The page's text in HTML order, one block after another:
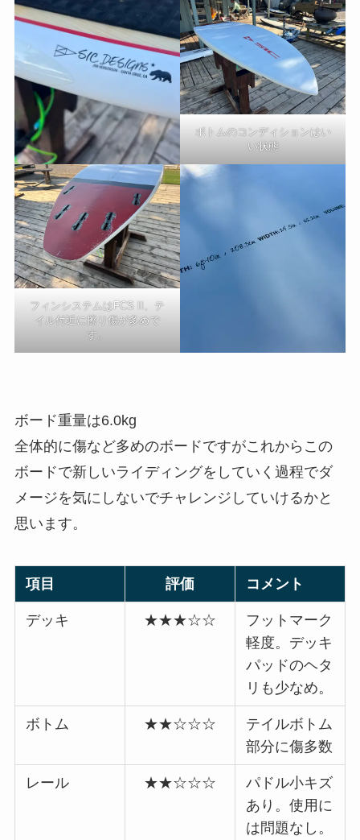
ボトムのコンディションはい
い状態
フィンシステムはFCS II、テ
イル付近に擦り傷が多めで
す。
ボード重量は6.0kg
全体的に傷など多めのボードですがこれからこの
ボードで新しいライディングをしていく過程でダ
メージを気にしないでチャレンジしていけるかと
思います。
項目 評価 コメント
デッキ ★★★☆☆
フットマーク
軽度。デッキ
パッドのヘタ
リも少なめ。
ボトム ★★☆☆☆
テイルボトム
部分に傷多数
レール ★★☆☆☆
パドル小キズ
あり。使用に
は問題なし。